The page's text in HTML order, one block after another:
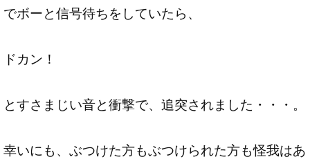
でボーと信号待ちをしていたら、
ドカン！
とすさまじい音と衝撃で、追突されました・・・。
幸いにも、ぶつけた方もぶつけられた方も怪我はあ